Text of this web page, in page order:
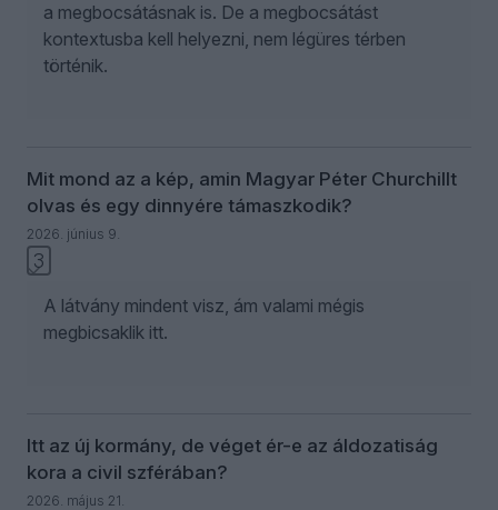
a megbocsátásnak is. De a megbocsátást
kontextusba kell helyezni, nem légüres térben
történik.
Mit mond az a kép, amin Magyar Péter Churchillt
olvas és egy dinnyére támaszkodik?
2026. június 9.
3
A látvány mindent visz, ám valami mégis
megbicsaklik itt.
Itt az új kormány, de véget ér-e az áldozatiság
kora a civil szférában?
2026. május 21.